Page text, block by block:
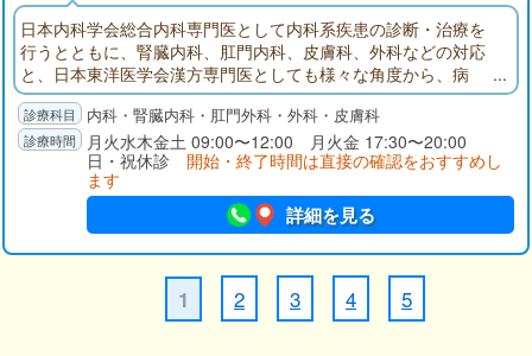
日本内科学会総合内科専門医として内科系疾患の診断・治療を
行うとともに、腎臓内科、肛門内科、皮膚科、外科などの対応
と、日本東洋医学会漢方専門医としても様々な角度から、病
気・疾患に対応しております。
内科・腎臓内科・肛門外科・外科・皮膚科
月火水木金土 09:00〜12:00 月火金 17:30〜20:00
日・祝休診 開始・終了時間は直接の確認をおすすめし
ます
詳細を見る
1 2 3 4 5